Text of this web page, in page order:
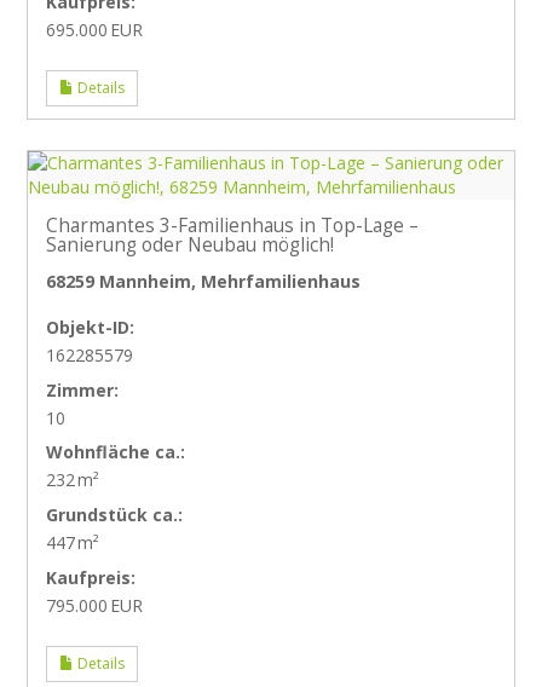
695.000 EUR
Details
Charmantes 3-Familienhaus in Top-Lage –
Sanierung oder Neubau möglich!
68259 Mannheim, Mehrfamilienhaus
Objekt-ID:
162285579
Zimmer:
10
Wohnfläche ca.:
232 m²
Grund­stück ca.:
447 m²
Kaufpreis:
795.000 EUR
Details